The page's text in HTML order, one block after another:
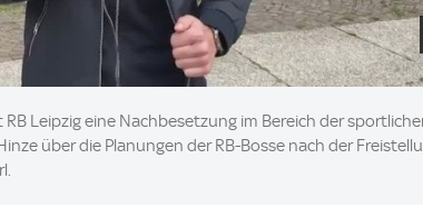
Leipzig eine Nachbesetzung im Bereich der
über die Planungen der RB-Bosse nach der